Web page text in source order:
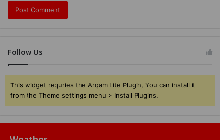
Follow Us
This widget requries the Arqam Lite Plugin, You can install it
from the Theme settings menu > Install Plugins.